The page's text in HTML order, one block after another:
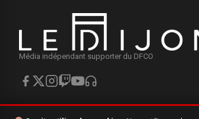
Média indépendant supporter du DFCO